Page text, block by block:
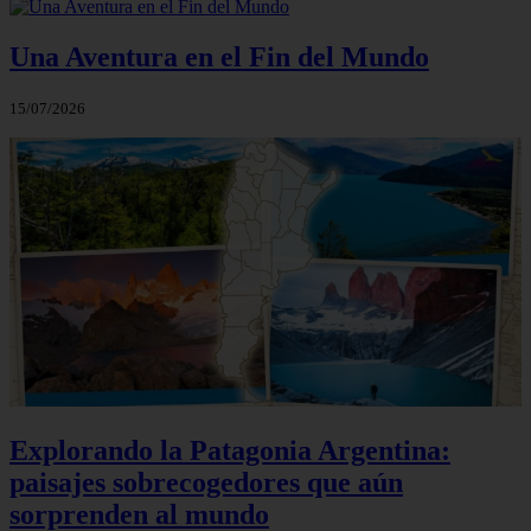
Una Aventura en el Fin del Mundo
15/07/2026
Explorando la Patagonia Argentina:
paisajes sobrecogedores que aún
sorprenden al mundo